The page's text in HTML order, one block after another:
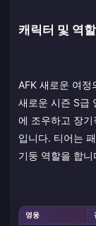
캐릭터 및 역할
AFK 새로운 여정
새로운 시즌 S급
에 조우하고 장
입니다. 티어는
기둥 역할을 합니
영웅